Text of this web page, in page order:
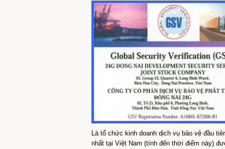
Là tổ chức kinh doanh dịch vụ bảo vệ đầu
nhất tại Việt Nam (tính đến thời điểm này)